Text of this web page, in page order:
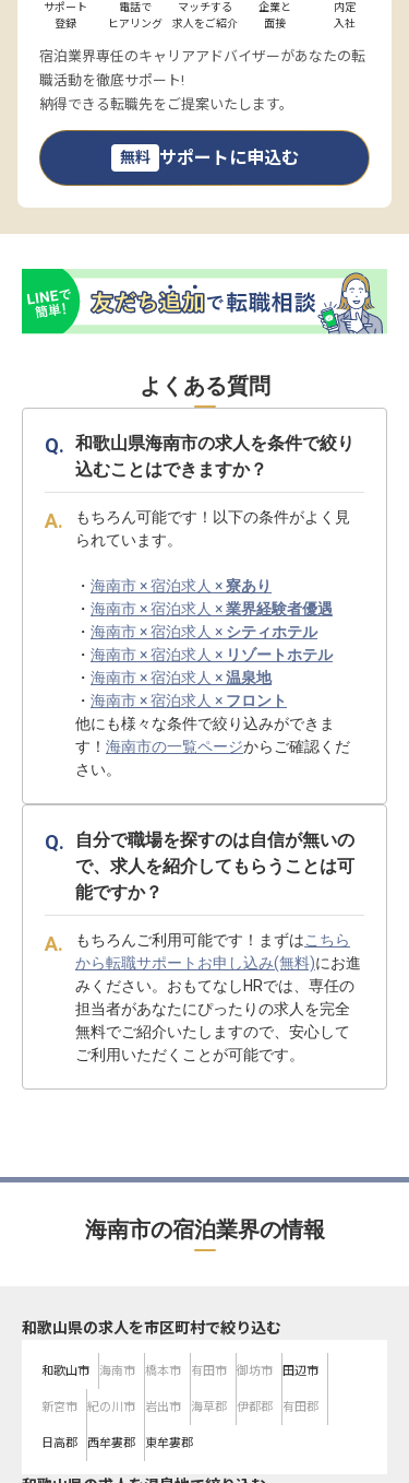
サポート
登録
電話で
ヒアリング
マッチする
求人をご紹介
企業と
面接
内定
入社
宿泊業界専任のキャリアアドバイザーがあなたの転
職活動を徹底サポート!
納得できる転職先をご提案いたします。
無料 サポートに申込む
よくある質問
和歌山県海南市の求人を条件で絞り
込むことはできますか？
もちろん可能です！以下の条件がよく見
られています。
・ 海南市 × 宿泊求人 ×寮あり
・ 海南市 × 宿泊求人 ×業界経験者優遇
・ 海南市 × 宿泊求人 × シティホテル
・ 海南市 × 宿泊求人 × リゾートホテル
・ 海南市 × 宿泊求人 ×温泉地
・ 海南市 × 宿泊求人 × フロント
他にも様々な条件で絞り込みができま
す！ 海南市の一覧ページからご確認くだ
さい。
自分で職場を探すのは自信が無いの
で、求人を紹介してもらうことは可
能ですか？
もちろんご利用可能です！まずはこちら
から転職サポートお申し込み(無料)にお進
みください。おもてなしHRでは、専任の
担当者があなたにぴったりの求人を完全
無料でご紹介いたしますので、安心して
ご利用いただくことが可能です。
海南市の宿泊業界の情報
和歌山県の求人を市区町村で絞り込む
和歌山市 海南市 橋本市 有田市 御坊市 田辺市
新宮市 紀の川市 岩出市 海草郡 伊都郡 有田郡
日高郡 西牟婁郡 東牟婁郡